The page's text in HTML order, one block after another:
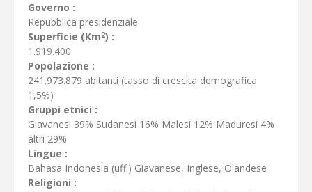
Governo :
Repubblica presidenziale
Superficie (Km2) :
1.919.400
Popolazione :
241.973.879 abitanti (tasso di crescita demografica
1,5%)
Gruppi etnici :
Giavanesi 39% Sudanesi 16% Malesi 12% Maduresi 4%
altri 29%
Lingue :
Bahasa Indonesia (uff.) Giavanese, Inglese, Olandese
Religioni :